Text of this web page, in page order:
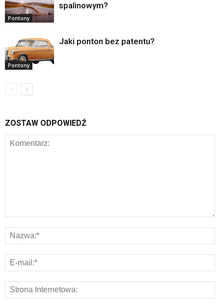
Pontony
spalinowym?
Pontony
Jaki ponton bez patentu?
ZOSTAW ODPOWIEDŹ